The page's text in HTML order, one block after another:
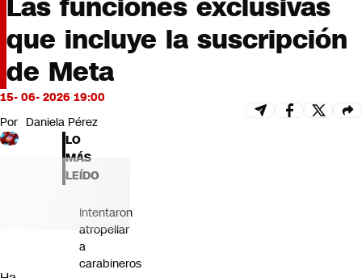
Servicios
Bits
CNN Data
CNN tiempo
Futuro 360
Las funciones exclusivas
que incluye la suscripción
de Meta
15- 06- 2026 19:00
Por Daniela Pérez
LO
MÁS
LEÍDO
Intentaron
atropellar
a
carabineros